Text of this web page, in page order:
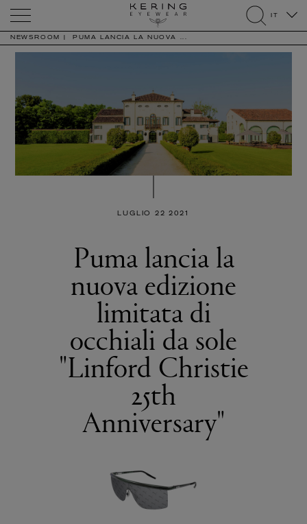
search
IT
NEWSROOM PUMA LANCIA LA NUOVA ...
LUGLIO 22 2021
Puma lancia la
nuova edizione
limitata di
occhiali da sole
"Linford Christie
25th
Anniversary"